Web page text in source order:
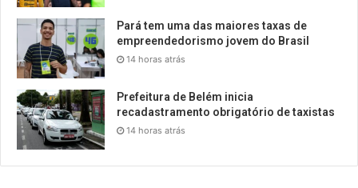
Pará tem uma das maiores taxas de
empreendedorismo jovem do Brasil
14 horas atrás
Prefeitura de Belém inicia
recadastramento obrigatório de taxistas
14 horas atrás